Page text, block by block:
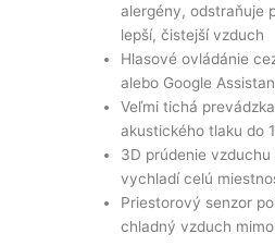
alergény, odstraňuje
lepší, čistejší vzduch
Hlasové ovládánie
alebo Google
Veľmi tichá
akustického tlaku do
3D prúdenie vzduchu
vychladí celú
Priestorový senzor
chladný vzduch